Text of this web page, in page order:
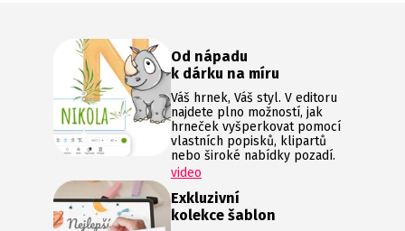
Od nápadu
k dárku na míru
Váš hrnek, Váš styl. V editoru
najdete plno možností, jak
hrneček vyšperkovat pomocí
vlastních popisků, klipartů
nebo široké nabídky pozadí.
video
Exkluzivní
kolekce šablon